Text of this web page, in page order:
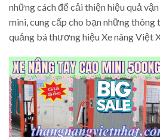
những cách để cải thiện hiệu quả
mini, cung cấp cho bạn những thông
quảng bá thương hiệu Xe nâng Việt